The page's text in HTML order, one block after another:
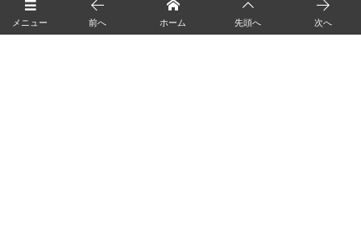
メニュー 前へ ホーム 先頭へ 次へ